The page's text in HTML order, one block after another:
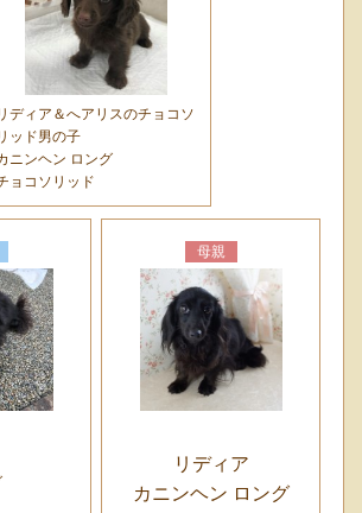
ディア＆へアリスのチョコソ
ッド男の子
ニンヘン ロング
ョコソリッド
母親
リディア
カニンヘン ロング